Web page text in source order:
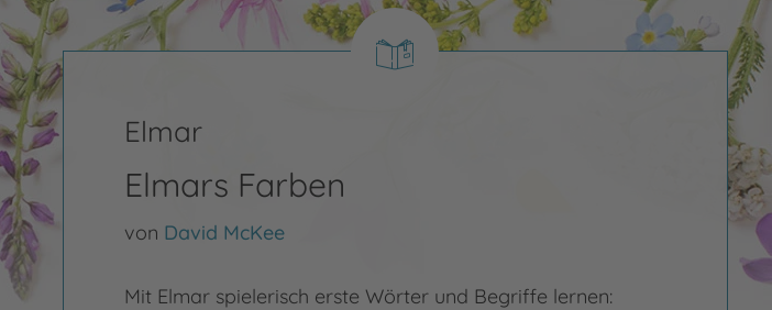
Elmar
Elmars Farben
von David McKee
Mit Elmar spielerisch erste Wörter und Begriffe lernen: